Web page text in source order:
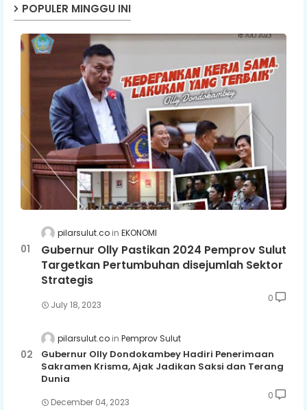
POPULER MINGGU INI
pilarsulut.co EKONOMI
Gubernur Olly Pastikan 2024 Pemprov Sulut
Targetkan Pertumbuhan disejumlah Sektor
Strategis
July 18, 2023
0
pilarsulut.co Pemprov Sulut
Gubernur Olly Dondokambey Hadiri Penerimaan
Sakramen Krisma, Ajak Jadikan Saksi dan Terang
Dunia
December 04, 2023
0